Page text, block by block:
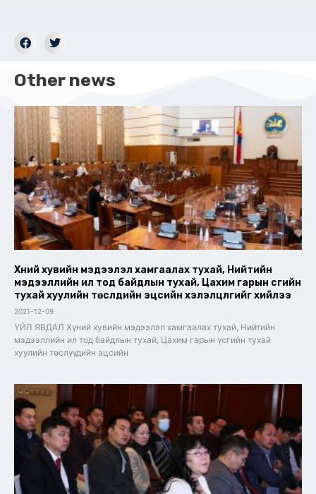
Other news
Хүний хувийн мэдээлэл хамгаалах тухай, Нийтийн
мэдээллийн ил тод байдлын тухай, Цахим гарын үсгийн
тухай хуулийн төслүүдийн эцсийн хэлэлцүүлгийг хийлээ
2021-12-09
ҮЙЛ ЯВДАЛ Хүний хувийн мэдээлэл хамгаалах тухай, Нийтийн
мэдээллийн ил тод байдлын тухай, Цахим гарын үсгийн тухай
хуулийн төслүүдийн эцсийн